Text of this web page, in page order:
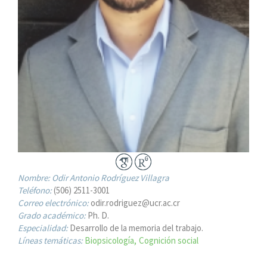
Nombre: Odir Antonio Rodríguez Villagra
Teléfono:(506) 2511-3001
Correo electrónico:odir.rodriguez@ucr.ac.cr
Grado académico:Ph. D.
Especialidad:Desarrollo de la memoria del trabajo.
Líneas temáticas:Biopsicología Cognición social